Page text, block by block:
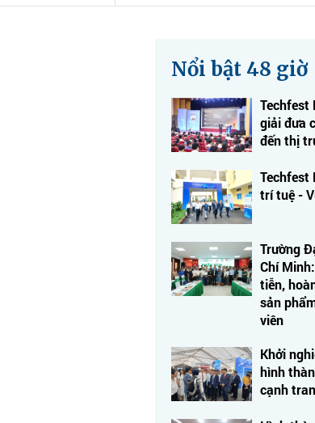
Nổi bật 48 giờ
Techfest
giải đưa
đến thị
Techfest
trí tuệ -
Trường
Chí
tiễn,
sản
viên
Khởi
hình
cạnh